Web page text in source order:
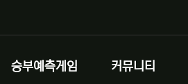
승부예측게임 커뮤니티